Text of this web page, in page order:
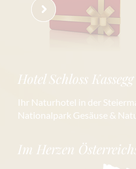
Hotel Schloss Kassegg
Ihr Naturhotel in der
Nationalpark Gesäuse &
Im Herzen